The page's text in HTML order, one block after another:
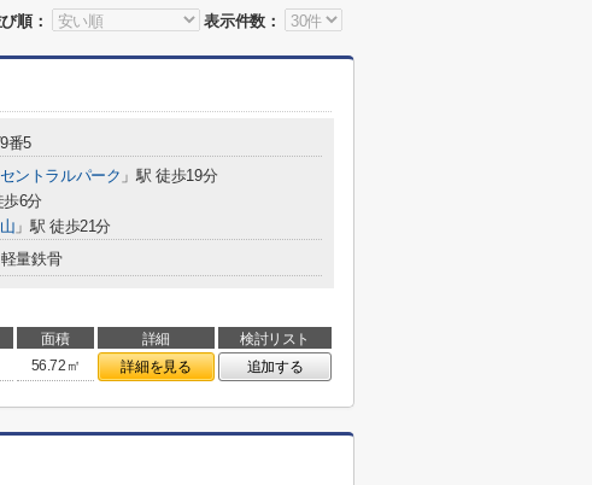
順：
表示件数：
番5
ントラルパーク 」駅 徒歩19分
歩6分
」駅 徒歩21分
軽量鉄骨
面積 詳細
検討リスト
56.72㎡ 詳細を見る 追加する